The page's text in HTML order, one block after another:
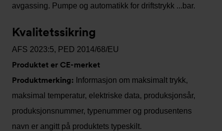
avgassing. Pumpe og automatikk for driftstrykk ...bar.
Kvalitetssikring
AFS 2023:5, PED 2014/68/EU
Produktet er CE-merket
Produktmerking: Informasjon om maksimalt trykk,
maksimal temperatur, elektriske data, produksjonsår,
produksjonsnummer, typenummer og produsentens
navn er angitt på produktets typeskilt.